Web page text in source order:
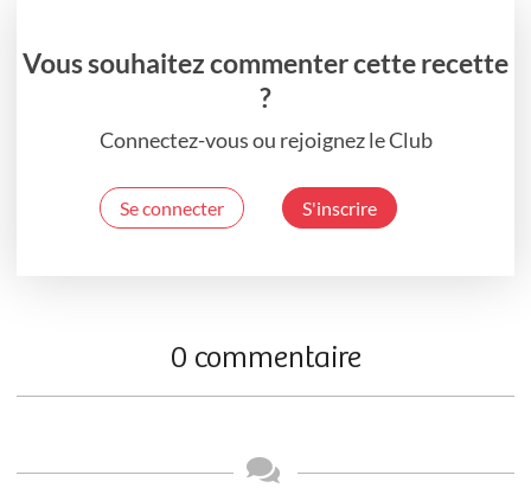
Vous souhaitez commenter cette recette
?
Connectez-vous ou rejoignez le Club
Se connecter S'inscrire
0 commentaire